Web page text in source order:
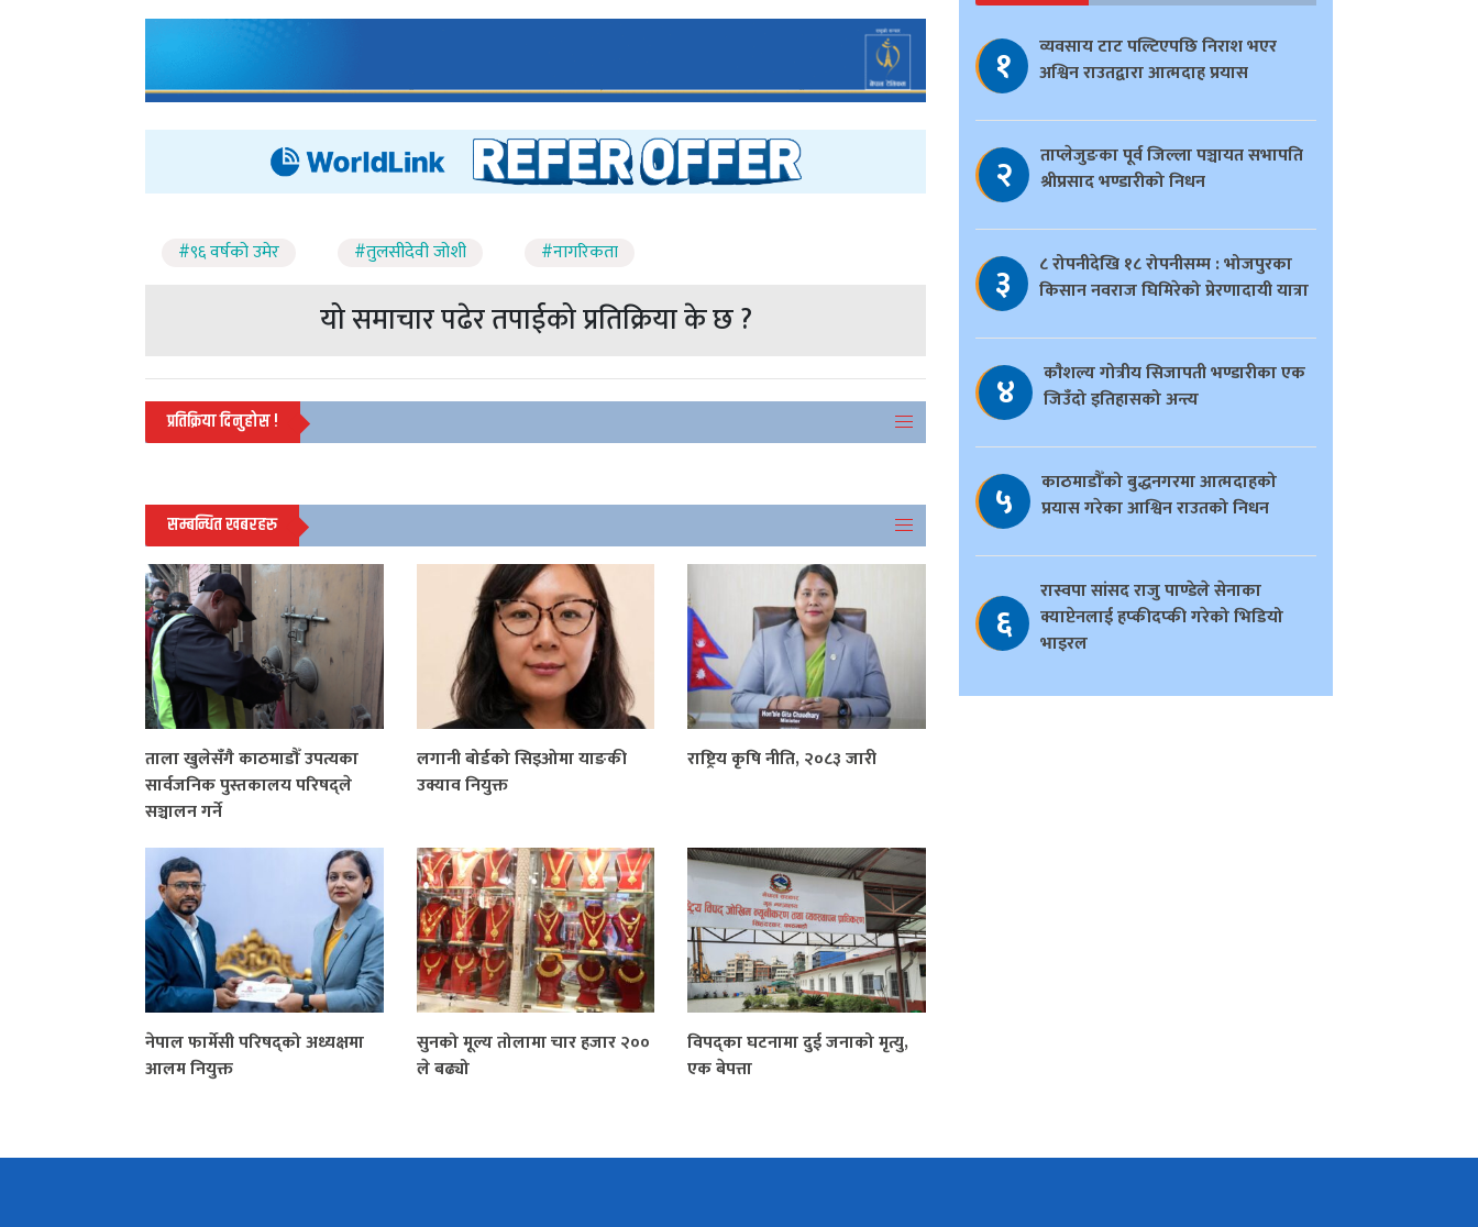
#९६ वर्षको उमेर #तुलसीदेवी जोशी #नागरिकता
यो समाचार पढेर तपाईको प्रतिक्रिया के छ ?
प्रतिक्रिया दिनुहोस !
सम्बन्धित खबरहरु
ताला खुलेसँगै काठमाडौँ उपत्यका
सार्वजनिक पुस्तकालय परिषद्ले
सञ्चालन गर्ने
लगानी बोर्डको सिइओमा याङकी
उक्याव नियुक्त
राष्ट्रिय कृषि नीति, २०८३ जारी
नेपाल फार्मेसी परिषद्को अध्यक्षमा
आलम नियुक्त
सुनको मूल्य तोलामा चार हजार २००
ले बढ्यो
विपद्का घटनामा दुई जनाको मृत्यु,
एक बेपत्ता
१
व्यवसाय टाट पल्टिएपछि निराश भएर
अश्विन राउतद्वारा आत्मदाह प्रयास
२
ताप्लेजुङका पूर्व जिल्ला पञ्चायत सभापति
श्रीप्रसाद भण्डारीको निधन
३
८ रोपनीदेखि १८ रोपनीसम्म : भोजपुरका
किसान नवराज घिमिरेको प्रेरणादायी यात्रा
४
काैशल्य गोत्रीय सिजापती भण्डारीका एक
जिउँदो इतिहासको अन्त्य
५
काठमाडौँको बुद्धनगरमा आत्मदाहको
प्रयास गरेका आश्विन राउतको निधन
६
रास्वपा सांसद राजु पाण्डेले सेनाका
क्याप्टेनलाई हप्कीदप्की गरेको भिडियो
भाइरल